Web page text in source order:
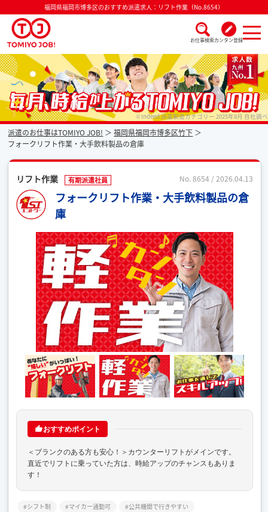
福岡県福岡市博多区のおすすめ派遣求人：リフト作業（No.8654）
お仕事検索カンタン登録
派遣なら毎月時給が上がるトミヨジョブ ※Indeed 派遣製造カテゴリー 2025年8月 自社調べ
派遣のお仕事はTOMIYO JOB!
福岡県福岡市博多区竹下
フォークリフト作業・大手飲料製品の倉庫
リフト作業 有期派遣社員 No. 8654 / 2026.04.13
フォークリフト作業・大手飲料製品の倉
庫
おすすめポイント
＜ブランクのある方も安心！＞カウンターリフトがメインです。
直近でリフトに乗っていた方は、時給アップのチャンスもありま
す！
シフト制 マイカー通勤可
公共機関で行きやすい